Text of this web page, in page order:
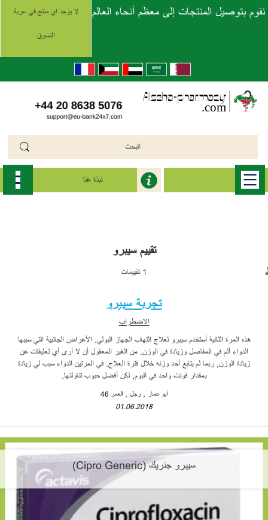
لا يوجد اي منتج في عربة
التسوق
نقوم بتوصيل المنتجات إلى معظم أنحاء العالم
نبذة عنا
تقييم سيبرو
1 تقييمات
تجربة سيبرو
الاضطراب
هذه المرة الثانية أستخدم سيبرو لعلاج التهاب الجهاز البولي. الأعراض الجانبية التي سببها
الدواء ألم في المفاصل وزيادة في الوزن. من الغير المعقول أن لا أرى أي تعليقات عن
زيادة الوزن, ربما لم يتابع أحد وزنه خلال فترة العلاج. في المرتين الدواء سبب لي زيادة
بمقدار فونت واحد في البوم, لكن أفضل حبوب تناولتها.
أبو عمار رجل
العمر 46
01.06.2018
سيبرو جنريك (Cipro Generic)